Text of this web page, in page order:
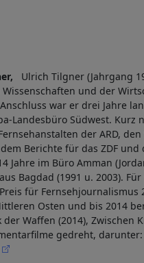
Ulrich Tilgner (Jahrgang
und der
war er drei Jahre
Landesbüro Südwest.
der ARD,
Berichte für das ZDF
Jahre im Büro Amman
Bagdad (1991 u. 2003).
für Fernsehjournalismus
Osten und bis 2014
Waffen (2014),
gedreht,